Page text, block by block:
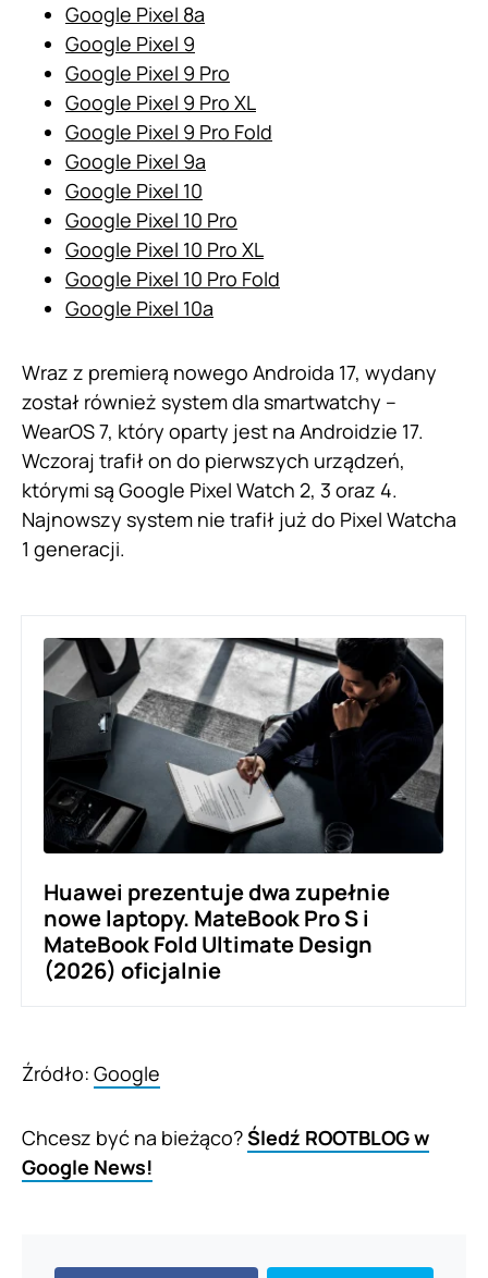
Google Pixel 8a
Google Pixel 9
Google Pixel 9 Pro
Google Pixel 9 Pro XL
Google Pixel 9 Pro Fold
Google Pixel 9a
Google Pixel 10
Google Pixel 10 Pro
Google Pixel 10 Pro XL
Google Pixel 10 Pro Fold
Google Pixel 10a
Wraz z premierą nowego Androida 17, wydany
został również system dla smartwatchy –
WearOS 7, który oparty jest na Androidzie 17.
Wczoraj trafił on do pierwszych urządzeń,
którymi są Google Pixel Watch 2, 3 oraz 4.
Najnowszy system nie trafił już do Pixel Watcha
1 generacji.
Huawei prezentuje dwa zupełnie
nowe laptopy. MateBook Pro S i
MateBook Fold Ultimate Design
(2026) oficjalnie
Źródło: Google
Chcesz być na bieżąco?Śledź ROOTBLOG w
Google News!